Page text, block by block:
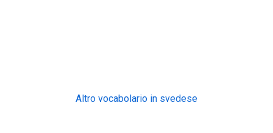
Altro vocabolario in svedese